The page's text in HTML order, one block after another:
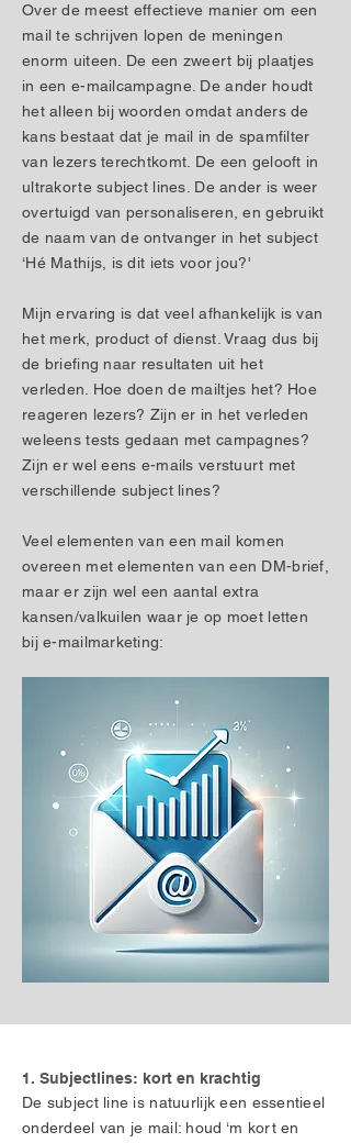
Over de meest effectieve manier om een
mail te schrijven lopen de meningen
enorm uiteen. De een zweert bij plaatjes
in een e-mailcampagne. De ander houdt
het alleen bij woorden omdat anders de
kans bestaat dat je mail in de spamfilter
van lezers terechtkomt. De een gelooft in
ultrakorte subject lines. De ander is weer
overtuigd van personaliseren, en gebruikt
de naam van de ontvanger in het subject
‘Hé Mathijs, is dit iets voor jou?'
Mijn ervaring is dat veel afhankelijk is van
het merk, product of dienst. Vraag dus bij
de briefing naar resultaten uit het
verleden. Hoe doen de mailtjes het? Hoe
reageren lezers? Zijn er in het verleden
weleens tests gedaan met campagnes?
Zijn er wel eens e-mails verstuurt met
verschillende subject lines?
Veel elementen van een mail komen
overeen met elementen van een DM-brief,
maar er zijn wel een aantal extra
kansen/valkuilen waar je op moet letten
bij e-mailmarketing:
​1. Subjectlines: kort en krachtig
De subject line is natuurlijk een essentieel
onderdeel van je mail: houd ‘m kort en